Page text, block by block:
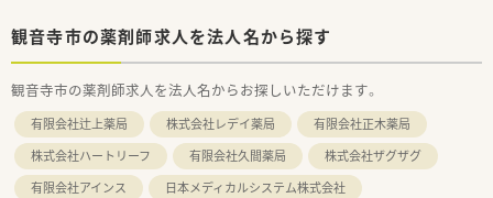
観音寺市の薬剤師求人を法人名から探す
観音寺市の薬剤師求人を法人名からお探しいただけます。
有限会社辻上薬局 株式会社レデイ薬局
有限会社正木薬局
株式会社ハートリーフ
有限会社久間薬局
株式会社ザグザグ
有限会社アインス
日本メディカルシステム株式会社